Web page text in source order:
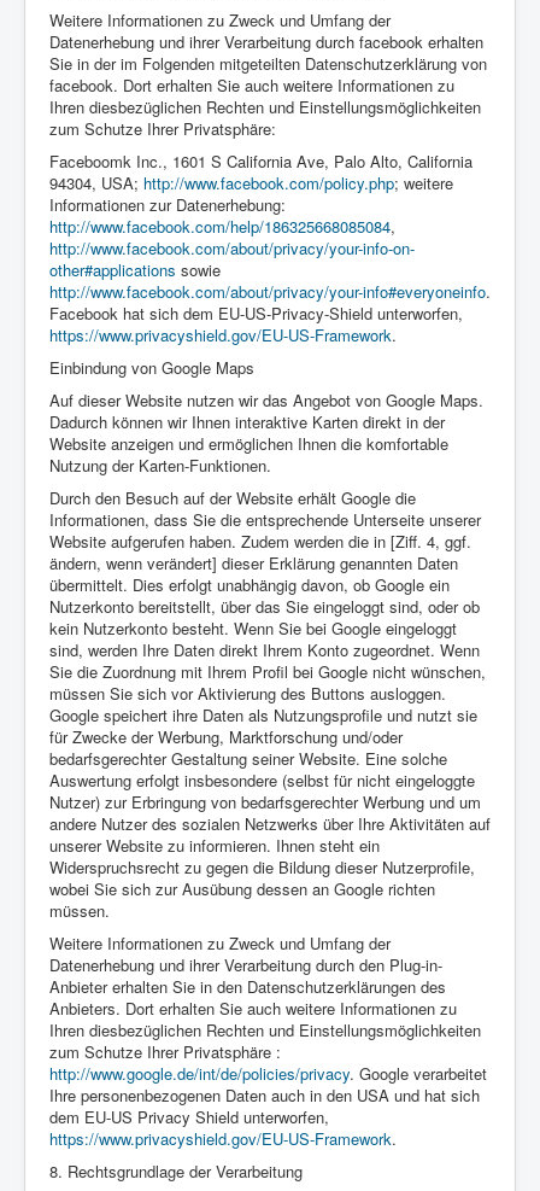
Weitere Informationen zu Zweck und Umfang der
Datenerhebung und ihrer Verarbeitung durch facebook erhalten
Sie in der im Folgenden mitgeteilten Datenschutzerklärung von
facebook. Dort erhalten Sie auch weitere Informationen zu
Ihren diesbezüglichen Rechten und Einstellungsmöglichkeiten
zum Schutze Ihrer Privatsphäre:
Faceboomk Inc., 1601 S California Ave, Palo Alto, California
94304, USA; http://www.facebook.com/policy.php; weitere
Informationen zur Datenerhebung:
http://www.facebook.com/help/186325668085084,
http://www.facebook.com/about/privacy/your-info-on-
other#applications sowie
http://www.facebook.com/about/privacy/your-info#everyoneinfo.
Facebook hat sich dem EU-US-Privacy-Shield unterworfen,
https://www.privacyshield.gov/EU-US-Framework.
Einbindung von Google Maps
Auf dieser Website nutzen wir das Angebot von Google Maps.
Dadurch können wir Ihnen interaktive Karten direkt in der
Website anzeigen und ermöglichen Ihnen die komfortable
Nutzung der Karten-Funktionen.
Durch den Besuch auf der Website erhält Google die
Informationen, dass Sie die entsprechende Unterseite unserer
Website aufgerufen haben. Zudem werden die in [Ziff. 4, ggf.
ändern, wenn verändert] dieser Erklärung genannten Daten
übermittelt. Dies erfolgt unabhängig davon, ob Google ein
Nutzerkonto bereitstellt, über das Sie eingeloggt sind, oder ob
kein Nutzerkonto besteht. Wenn Sie bei Google eingeloggt
sind, werden Ihre Daten direkt Ihrem Konto zugeordnet. Wenn
Sie die Zuordnung mit Ihrem Profil bei Google nicht wünschen,
müssen Sie sich vor Aktivierung des Buttons ausloggen.
Google speichert ihre Daten als Nutzungsprofile und nutzt sie
für Zwecke der Werbung, Marktforschung und/oder
bedarfsgerechter Gestaltung seiner Website. Eine solche
Auswertung erfolgt insbesondere (selbst für nicht eingeloggte
Nutzer) zur Erbringung von bedarfsgerechter Werbung und um
andere Nutzer des sozialen Netzwerks über Ihre Aktivitäten auf
unserer Website zu informieren. Ihnen steht ein
Widerspruchsrecht zu gegen die Bildung dieser Nutzerprofile,
wobei Sie sich zur Ausübung dessen an Google richten
müssen.
Weitere Informationen zu Zweck und Umfang der
Datenerhebung und ihrer Verarbeitung durch den Plug-in-
Anbieter erhalten Sie in den Datenschutzerklärungen des
Anbieters. Dort erhalten Sie auch weitere Informationen zu
Ihren diesbezüglichen Rechten und Einstellungsmöglichkeiten
zum Schutze Ihrer Privatsphäre :
http://www.google.de/int/de/policies/privacy. Google verarbeitet
Ihre personenbezogenen Daten auch in den USA und hat sich
dem EU-US Privacy Shield unterworfen,
https://www.privacyshield.gov/EU-US-Framework.
8. Rechtsgrundlage der Verarbeitung